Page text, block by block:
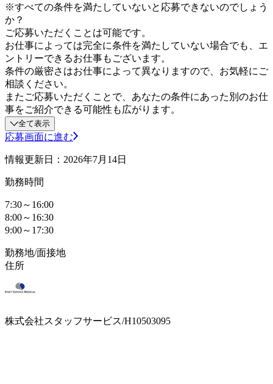
※すべての条件を満たしていないと応募できないのでしょう
か？
ご応募いただくことは可能です。
お仕事によっては完全に条件を満たしていない場合でも、エ
ントリーできるお仕事もございます。
条件の厳密さはお仕事によって異なりますので、お気軽にご
相談ください。
またご応募いただくことで、あなたの条件にあった別のお仕
事をご紹介できる可能性も広がります。
全て表示
応募画面に進む
情報更新日：2026年7月14日
勤務時間
7:30～16:00
8:00～16:30
9:00～17:30
勤務地/面接地
住所
株式会社スタッフサービス/H10503095